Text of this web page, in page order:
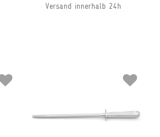
Versand innerhalb 24h